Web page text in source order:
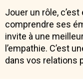
Jouer un rôle, c’est
comprendre ses
invite à une
l’empathie. C’est
dans vos relations